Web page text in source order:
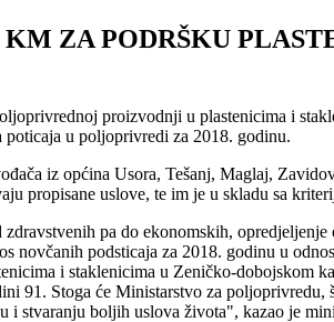
ZA PODRŠKU
proizvodnji u plastenicima i
poticaja u poljoprivredi za 2018. godinu.
iz općina Usora, Tešanj, Maglaj,
propisane uslove, te im je u skladu sa
pa do ekonomskih,
podsticaja za 2018. godinu u
i staklenicima u Zeničko-dobojskom
91. Stoga će Ministarstvo za
i stvaranju boljih uslova života", kazao je